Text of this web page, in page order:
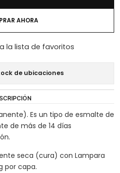
AHORA
la lista de favoritos
de ubicaciones
Es un tipo de esmalte de
de más de 14 días
seca (cura) con Lampara
por capa.